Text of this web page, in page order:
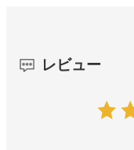
レビュー